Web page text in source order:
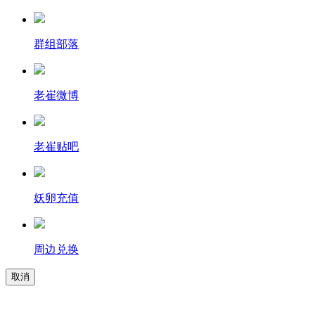
群组部落
老崔微博
老崔贴吧
妖卵充值
周边兑换
取消